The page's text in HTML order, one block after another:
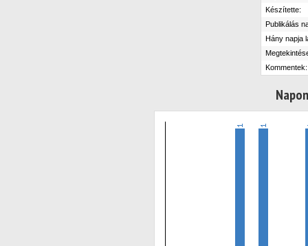
Készítette:
Publikálás
Hány napja
Kommentek: